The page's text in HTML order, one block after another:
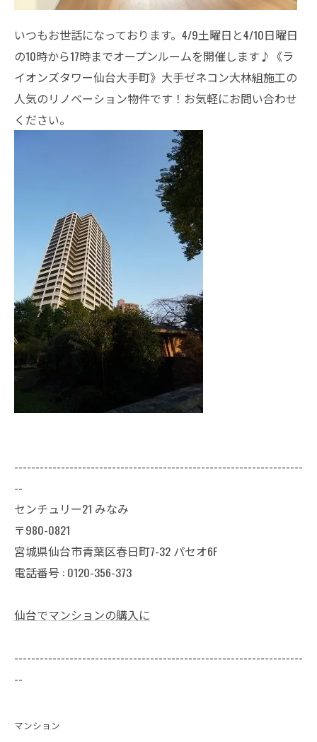
いつもお世話になっております。4/9土曜日と4/10日曜日
の10時から17時までオープンルームを開催します♪《ラ
イオンズタワー仙台大手町》大手ゼネコン大林組施工の
人気のリノベーション物件です！お気軽にお問い合わせ
ください。
--------------------------------------------------------------------
--
センチュリー21 みなみ
〒980-0821
宮城県仙台市青葉区春日町7-32 パセオ6F
電話番号 : 0120-356-373
仙台でマンションの購入に
--------------------------------------------------------------------
--
マンション